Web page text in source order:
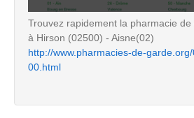
Trouvez rapidement la pharmacie
à Hirson (02500) - Aisne(02)
http://www.pharmacies-de-
00.html